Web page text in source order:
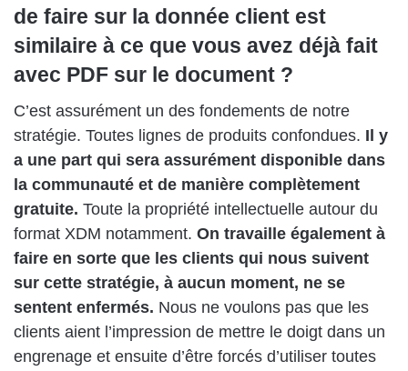
de faire sur la donnée client est
similaire à ce que vous avez déjà fait
avec PDF sur le document ?
C’est assurément un des fondements de notre
stratégie. Toutes lignes de produits confondues. Il y
a une part qui sera assurément disponible dans
la communauté et de manière complètement
gratuite. Toute la propriété intellectuelle autour du
format XDM notamment. On travaille également à
faire en sorte que les clients qui nous suivent
sur cette stratégie, à aucun moment, ne se
sentent enfermés. Nous ne voulons pas que les
clients aient l’impression de mettre le doigt dans un
engrenage et ensuite d’être forcés d’utiliser toutes